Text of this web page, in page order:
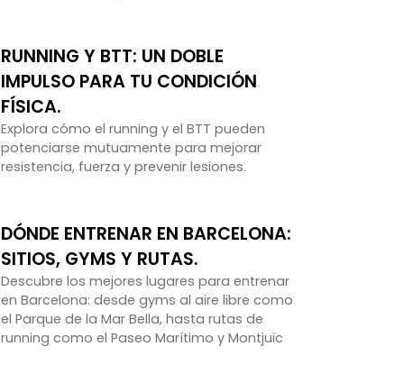
RUNNING Y BTT: UN DOBLE
IMPULSO PARA TU CONDICIÓN
FÍSICA.
Explora cómo el running y el BTT pueden
potenciarse mutuamente para mejorar
resistencia, fuerza y prevenir lesiones.
DÓNDE ENTRENAR EN BARCELONA:
SITIOS, GYMS Y RUTAS.
Descubre los mejores lugares para entrenar
en Barcelona: desde gyms al aire libre como
el Parque de la Mar Bella, hasta rutas de
running como el Paseo Marítimo y Montjuïc